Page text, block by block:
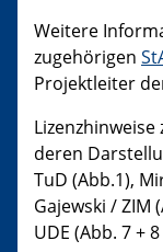
Weitere
zugehörigen
Projektleiter
deren
TuD (Abb.1),
Gajewski / ZIM
UDE (Abb. 7 + 8